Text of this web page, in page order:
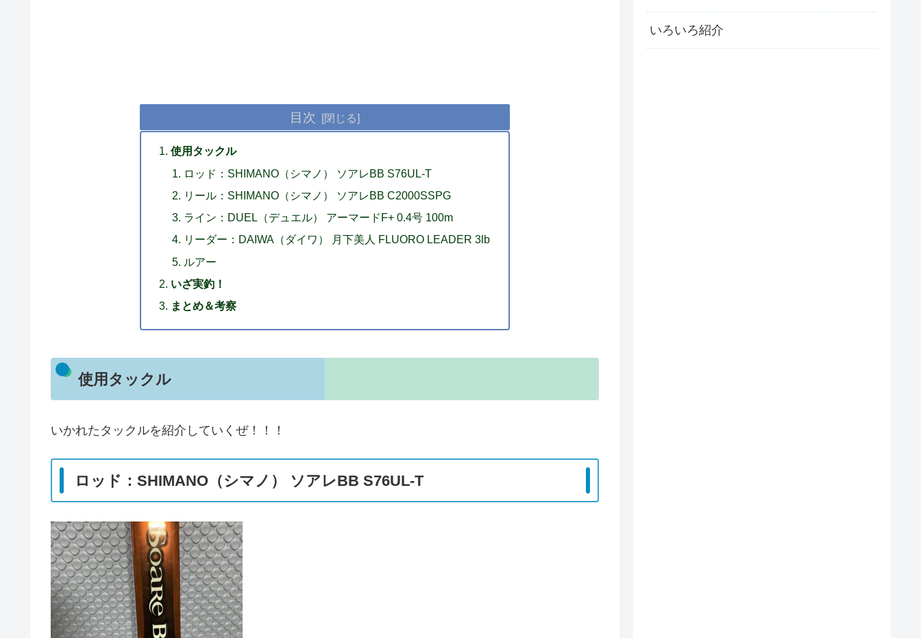
目次
使用タックル
ロッド：SHIMANO（シマノ） ソアレBB S76UL-T
リール：SHIMANO（シマノ） ソアレBB C2000SSPG
ライン：DUEL（デュエル） アーマードF+ 0.4号 100m
リーダー：DAIWA（ダイワ） 月下美人 FLUORO LEADER 3lb
ルアー
いざ実釣！
まとめ＆考察
使用タックル
いかれたタックルを紹介していくぜ！！！
ロッド：SHIMANO（シマノ） ソアレBB S76UL-T
いろいろ紹介